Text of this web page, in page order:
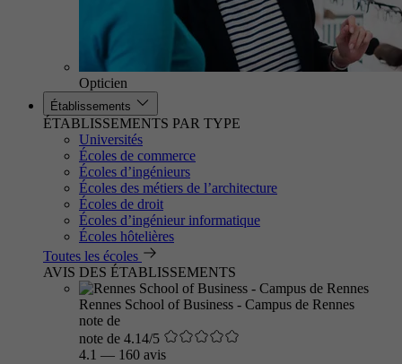
Opticien
Établissements
ÉTABLISSEMENTS PAR TYPE
Universités
Écoles de commerce
Écoles d’ingénieurs
Écoles des métiers de l’architecture
Écoles de droit
Écoles d’ingénieur informatique
Écoles hôtelières
Toutes les écoles
AVIS DES ÉTABLISSEMENTS
Rennes School of Business - Campus de Rennes
note de
note de 4.14/5
4.1 — 160 avis